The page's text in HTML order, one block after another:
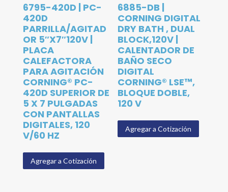
6795-420D | PC-
420D
PARRILLA/AGITAD
OR 5″X7″120V |
PLACA
CALEFACTORA
PARA AGITACIÓN
CORNING® PC-
420D SUPERIOR DE
5 X 7 PULGADAS
CON PANTALLAS
DIGITALES, 120
V/60 HZ
Agregar a Cotización
6885-DB |
CORNING DIGITAL
DRY BATH , DUAL
BLOCK,120V |
CALENTADOR DE
BAÑO SECO
DIGITAL
CORNING® LSE™,
BLOQUE DOBLE,
120 V
Agregar a Cotización